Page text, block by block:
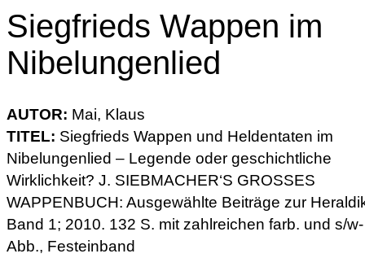
Siegfrieds Wappen im
Nibelungenlied
AUTOR: Mai, Klaus
TITEL: Siegfrieds Wappen und Heldentaten im
Nibelungenlied – Legende oder geschichtliche
Wirklichkeit? J. SIEBMACHER‘S GROSSES
WAPPENBUCH: Ausgewählte Beiträge zur
Band 1; 2010. 132 S. mit zahlreichen farb. und s/w-
Abb., Festeinband